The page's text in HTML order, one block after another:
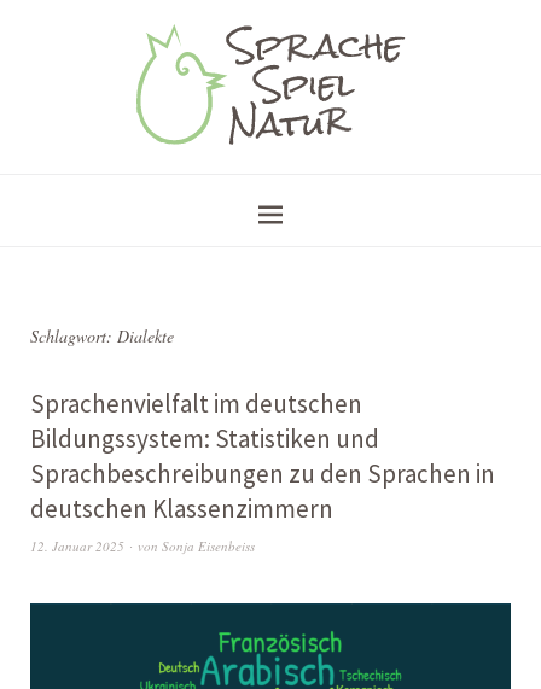
Schlagwort: Dialekte
Sprachenvielfalt im deutschen
Bildungssystem: Statistiken und
Sprachbeschreibungen zu den Sprachen in
deutschen Klassenzimmern
12. Januar 2025 von Sonja Eisenbeiss